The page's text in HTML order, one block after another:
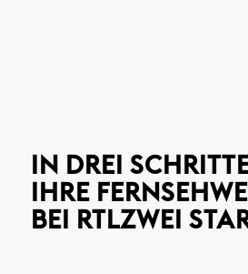
IN DREI
IHRE
BEI RTLZWEI